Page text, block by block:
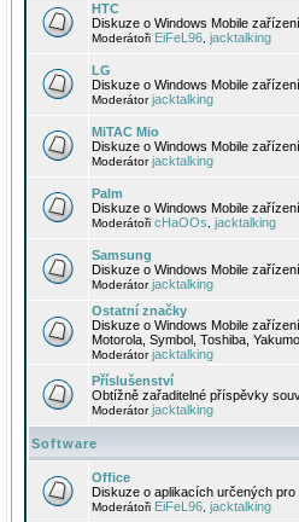
HTC
Diskuze o Windows Mobile
Moderátoři EiFeL96 jacktalking
LG
Diskuze o Windows Mobile
Moderátorjacktalking
MiTAC Mio
Diskuze o Windows Mobile
Moderátorjacktalking
Palm
Diskuze o Windows Mobile
Moderátoři cHaOOs jacktalking
Samsung
Diskuze o Windows Mobile
Moderátorjacktalking
Ostatní značky
Diskuze o Windows Mobile
Motorola, Symbol, Toshiba,
Moderátorjacktalking
Příslušenství
Obtížně zařaditelné příspěvky
Moderátorjacktalking
Software
Office
Diskuze o aplikacích určených
Moderátoři EiFeL96 jacktalking